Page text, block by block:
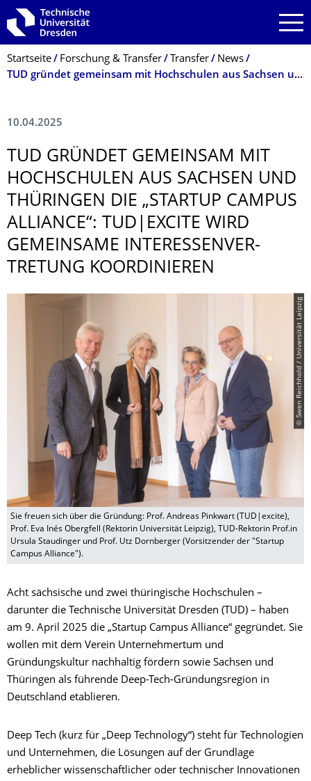
Zur Hauptnavigation springen
Zur Suche springen
Zum Inhalt springen
Breadcrumb-Menü
Startseite Forschung & Transfer Transfer
News
TUD gründet gemeinsam mit Hochschulen aus Sachsen und Thüringen die „Startup Campus Alliance“: TUD|excite wird gemeinsame Interessenvertretung koordinieren
10.04.2025
TUD GRÜNDET GEMEINSAM MIT
HOCHSCHULEN AUS SACHSEN UND
THÜRINGEN DIE „STARTUP CAMPUS
ALLIANCE“: TUD|EXCITE WIRD
GEMEINSAME INTERESSENVER­
TRETUNG KOORDINIEREN
© Swen Reichhold / Universität Leipzig
Sie freuen sich über die Gründung: Prof. Andreas Pinkwart (TUD|excite),
Prof. Eva Inés Obergfell (Rektorin Universität Leipzig), TUD-Rektorin Prof.in
Ursula Staudinger und Prof. Utz Dornberger (Vorsitzender der "Startup
Campus Alliance").
Acht sächsische und zwei thüringische Hochschulen –
darunter die Technische Universität Dresden (TUD) – haben
am 9. April 2025 die „Startup Campus Alliance“ gegründet. Sie
wollen mit dem Verein Unternehmertum und
Gründungskultur nachhaltig fördern sowie Sachsen und
Thüringen als führende Deep-Tech-Gründungsregion in
Deutschland etablieren.
Deep Tech (kurz für „Deep Technology“) steht für Technologien
und Unternehmen, die Lösungen auf der Grundlage
erheblicher wissenschaftlicher oder technischer Innovationen